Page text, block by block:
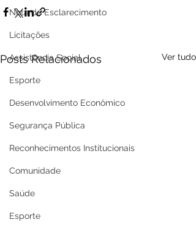
Nota de Esclarecimento
Licitações
Assistência Social
Esporte
Desenvolvimento Econômico
Segurança Pública
Reconhecimentos Institucionais
Comunidade
Saúde
Esporte
Posts Relacionados Ver tudo